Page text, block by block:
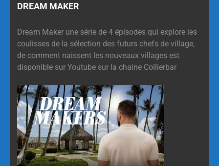
DREAM MAKER
Dream Maker une série de 4 épisodes qui explore les
coulisses de la sélection des futurs chefs de village,
de comment naissent les nouveaux villages est
disponible sur Youtube sur la chaine Collierbar